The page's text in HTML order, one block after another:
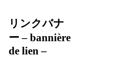
リンクバナ
ー – bannière
de lien –